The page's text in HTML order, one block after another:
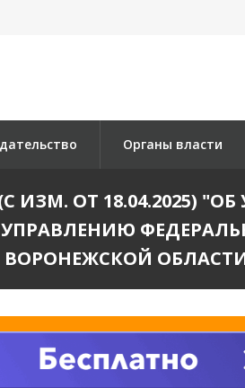
Органы власти
ИЗМ. ОТ 18.04.2025)
ВОРОНЕЖСКОЙ